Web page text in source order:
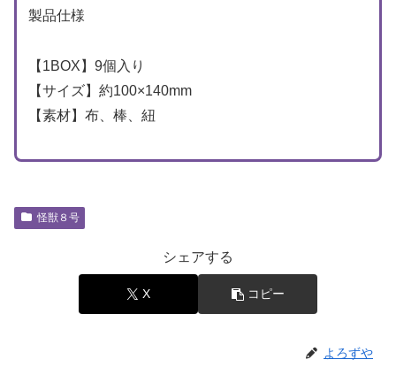
製品仕様
【1BOX】9個入り
【サイズ】約100×140mm
【素材】布、棒、紐
怪獣８号
シェアする
X コピー
よろずや